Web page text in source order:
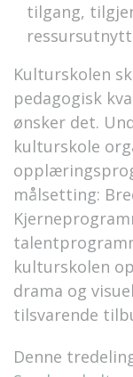
tilgang,
Kulturskolen
pedagogisk
ønsker det.
kulturskole
målsetting:
kulturskolen
drama og
tilsvarende
Denne